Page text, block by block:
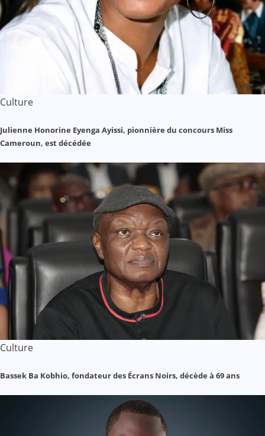
Culture
Julienne Honorine Eyenga Ayissi, pionnière du concours Miss
Cameroun, est décédée
Culture
Bassek Ba Kobhio, fondateur des Écrans Noirs, décède à 69 ans